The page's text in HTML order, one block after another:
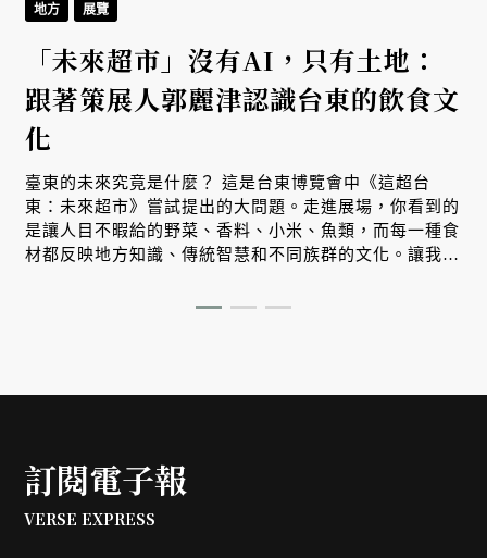
地方 展覽
「未來超市」沒有AI，只有土地：
跟著策展人郭麗津認識台東的飲食文
化
臺東的未來究竟是什麼？ 這是台東博覽會中《這超台
東：未來超市》嘗試提出的大問題。走進展場，你看到的
是讓人目不暇給的野菜、香料、小米、魚類，而每一種食
材都反映地方知識、傳統智慧和不同族群的文化。讓我們
訂閱電子報
VERSE EXPRESS